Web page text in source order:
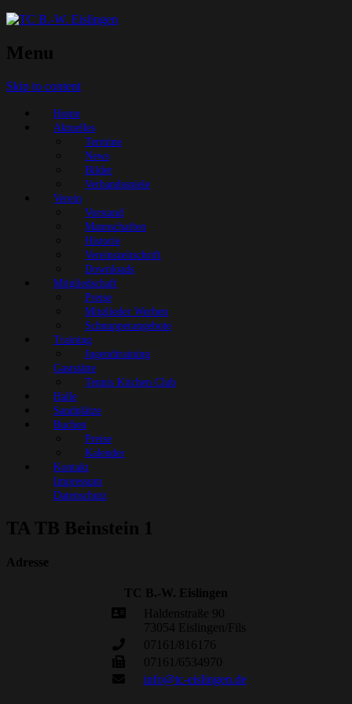
Menu
Skip to content
Home
Aktuelles
Termine
News
Bilder
Verbandsspiele
Verein
Vorstand
Mannschaften
Historie
Vereinszeitschrift
Downloads
Mitgliedschaft
Preise
Mitglieder Werben
Schnupperangebote
Training
Jugendtraining
Gaststätte
Tennis Kitchen Club
Halle
Sandplätze
Buchen
Preise
Kalender
Kontakt
Impressum
Datenschutz
TA TB Beinstein 1
Adresse
TC B.-W. Eislingen
Haldenstraße 90
73054 Eislingen/Fils
07161/816176
07161/6534970
info@tc-eislingen.de